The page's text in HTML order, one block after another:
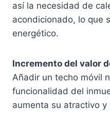
así la necesidad de
acondicionado, lo que
energético.
Incremento del valor
Añadir un techo móvil
funcionalidad del
aumenta su atractivo